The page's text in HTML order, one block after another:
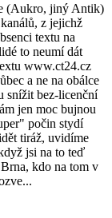
(Aukro, jiný Antik)
z jejichž
textu na
to neumí dát
www.ct24.cz
a ne na obálce
snížit bez-licenční
jen moc bujnou
počin stydí
tiráž, uvidíme
jsi na to teď
kdo na tom v